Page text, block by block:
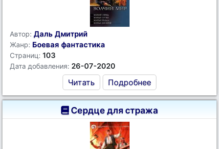
Автор: Даль Дмитрий
Жанр: Боевая фантастика
Страниц: 103
Дата добавления: 26-07-2020
Читать Подробнее
Сердце для стража